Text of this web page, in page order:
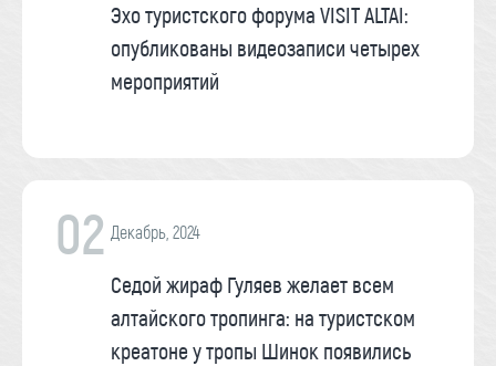
Эхо туристского форума VISIT ALTAI:
опубликованы видеозаписи четырех
мероприятий
02 Декабрь, 2024
Седой жираф Гуляев желает всем
алтайского тропинга: на туристском
креатоне у тропы Шинок появились